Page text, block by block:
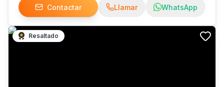
Contactar
Llamar WhatsApp
Resaltado